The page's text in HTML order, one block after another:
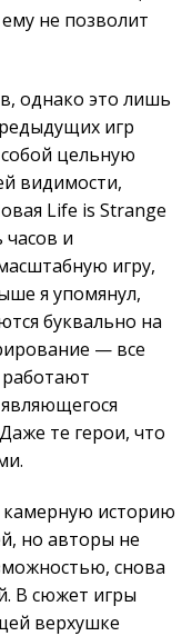
не позволит
однако это лишь
игр
цельную
видимости,
Life is Strange
часов и
игру,
я упомянул,
буквально на
— все
те герои, что
камерную историю
но авторы не
снова
В сюжет игры
верхушке